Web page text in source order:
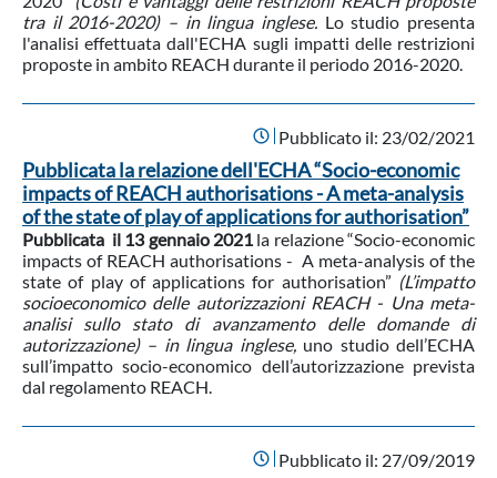
tra il 2016-2020) – in lingua inglese. Lo studio presenta
l'analisi effettuata dall'ECHA sugli impatti delle restrizioni
proposte in ambito REACH durante il periodo 2016-2020.
Pubblicato il: 23/02/2021
Pubblicata la relazione dell'ECHA “Socio-economic
impacts of REACH authorisations - A meta-analysis
of the state of play of applications for authorisation”
Pubblicata il 13 gennaio 2021la relazione “Socio-economic
impacts of REACH authorisations - A meta-analysis of the
state of play of applications for authorisation” (L’impatto
socioeconomico delle autorizzazioni REACH - Una meta-
analisi sullo stato di avanzamento delle domande di
autorizzazione) – in lingua inglese, uno studio dell’ECHA
sull’impatto socio-economico dell’autorizzazione prevista
dal regolamento REACH.
Pubblicato il: 27/09/2019